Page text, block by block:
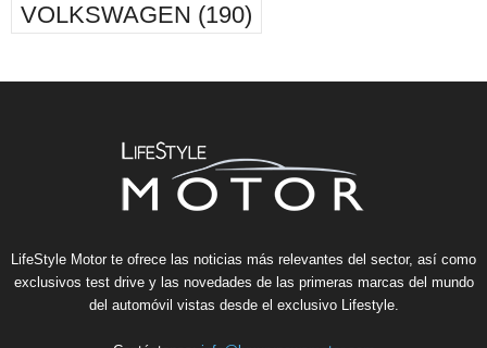
VOLKSWAGEN (190)
LifeStyle Motor te ofrece las noticias más relevantes del sector, así como
exclusivos test drive y las novedades de las primeras marcas del mundo
del automóvil vistas desde el exclusivo Lifestyle.